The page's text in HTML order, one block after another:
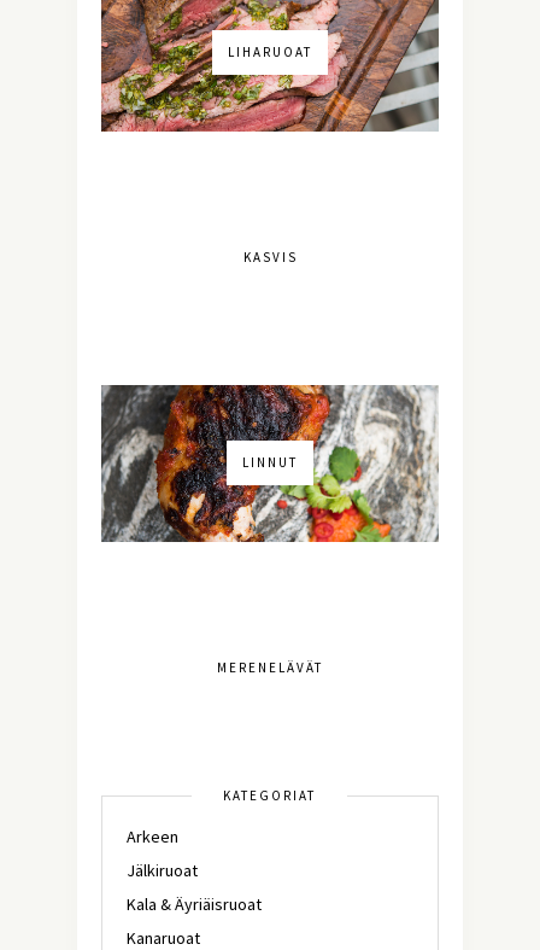
LIHARUOAT
KASVIS
LINNUT
MERENELÄVÄT
KATEGORIAT
Arkeen
Jälkiruoat
Kala & Äyriäisruoat
Kanaruoat